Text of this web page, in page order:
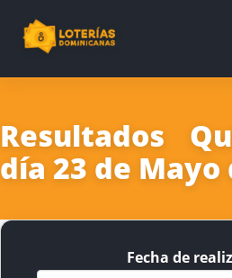
Resultados
día 23 de Mayo
Fecha de